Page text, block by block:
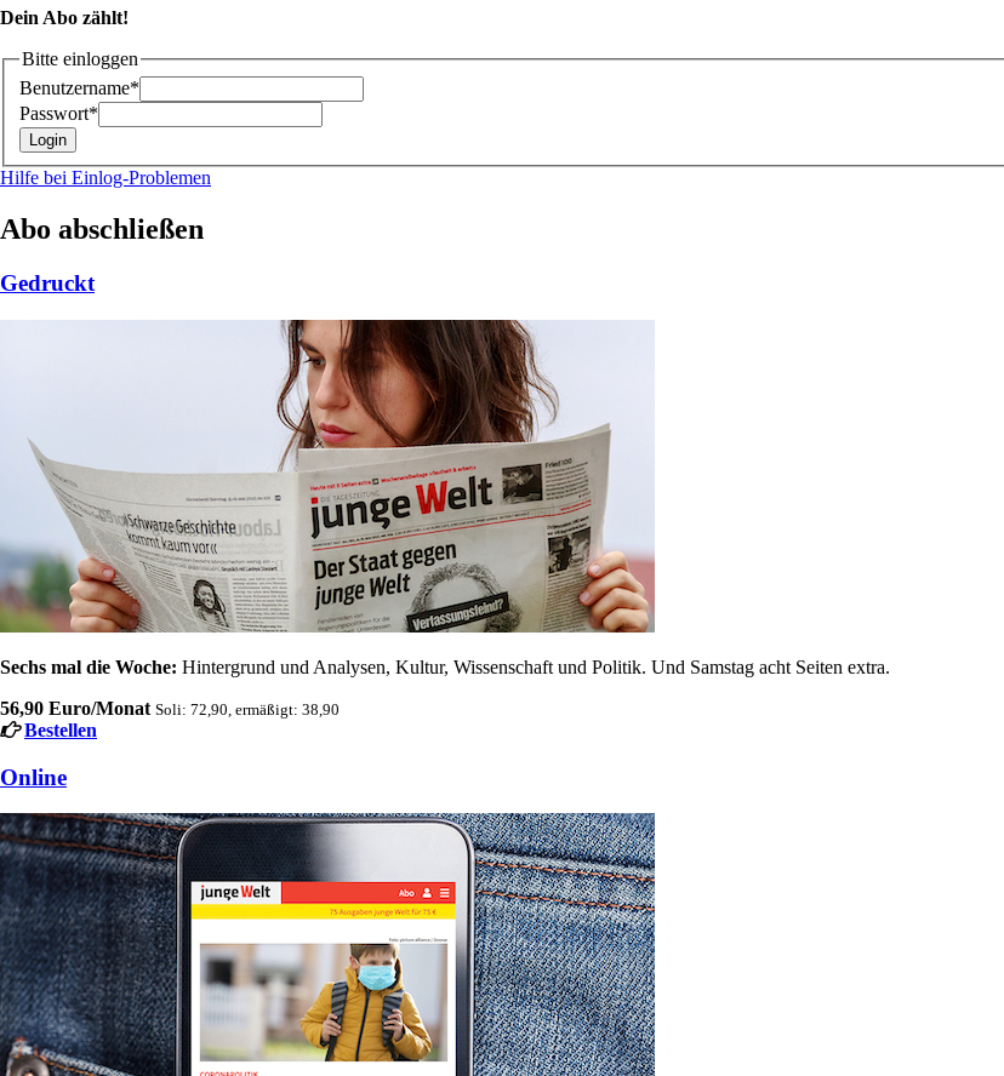
Dein Abo zählt!
Bitte einloggen
Benutzername*
Passwort*
Hilfe bei Einlog-Problemen
Abo abschließen
Gedruckt
Sechs mal die Woche: Hintergrund und Analysen, Kultur, Wissenschaft und Politik. Und Samstag acht Seiten extra.
56,90 Euro/Monat Soli: 72,90, ermäßigt: 38,90
Bestellen
Online